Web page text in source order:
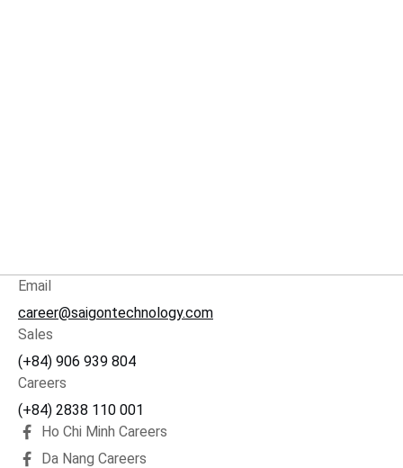
Email
career@saigontechnology.com
Sales
(+84) 906 939 804
Careers
(+84) 2838 110 001
Ho Chi Minh Careers
Da Nang Careers